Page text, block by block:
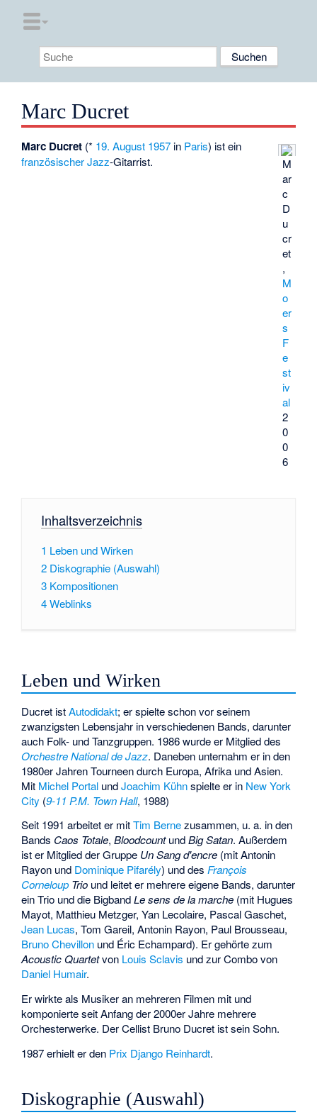
Marc Ducret
M
ar
c
D
u
cr
et
,
M
o
er
s
F
e
st
iv
al
2
0
0
6
Marc Ducret (* 19. August 1957 in Paris) ist ein
französischer Jazz-Gitarrist.
Inhaltsverzeichnis
1 Leben und Wirken
2 Diskographie (Auswahl)
3 Kompositionen
4Weblinks
Leben und Wirken
Ducret istAutodidakt; er spielte schon vor seinem
zwanzigsten Lebensjahr in verschiedenen Bands, darunter
auch Folk- und Tanzgruppen. 1986 wurde er Mitglied des
Orchestre National de Jazz. Daneben unternahm er in den
1980er Jahren Tourneen durch Europa, Afrika und Asien.
Mit Michel Portal undJoachim Kühnspielte er in New York
City (9-11 P.M. Town Hall, 1988)
Seit 1991 arbeitet er mitTim Bernezusammen, u. a. in den
Bands Caos Totale,BloodcountundBig Satan. Außerdem
ist er Mitglied der Gruppe Un Sang d'encre (mitAntonin
Rayon und Dominique Pifarély) und desFrançois
Corneloup Trio und leitet er mehrere eigene Bands, darunter
ein Trio und die BigbandLe sens de la marche (mit Hugues
Mayot, Matthieu Metzger,Yan Lecolaire, Pascal Gaschet,
Jean Lucas,Tom Gareil, Antonin Rayon, Paul Brousseau,
Bruno Chevillon und Éric Echampard). Er gehörte zum
Acoustic Quartetvon Louis Sclavis und zur Combo von
Daniel Humair.
Er wirkte als Musiker an mehreren Filmen mit und
komponierte seit Anfang der 2000er Jahre mehrere
Orchesterwerke. Der Cellist Bruno Ducret ist sein Sohn.
1987 erhielt er den Prix Django Reinhardt.
Diskographie (Auswahl)